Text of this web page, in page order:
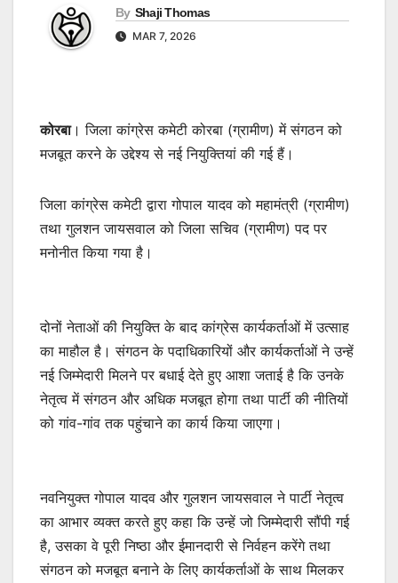
By Shaji Thomas
MAR 7, 2026
कोरबा। जिला कांग्रेस कमेटी कोरबा (ग्रामीण) में संगठन को
मजबूत करने के उद्देश्य से नई नियुक्तियां की गई हैं।
जिला कांग्रेस कमेटी द्वारा गोपाल यादव को महामंत्री (ग्रामीण)
तथा गुलशन जायसवाल को जिला सचिव (ग्रामीण) पद पर
मनोनीत किया गया है।
दोनों नेताओं की नियुक्ति के बाद कांग्रेस कार्यकर्ताओं में उत्साह
का माहौल है। संगठन के पदाधिकारियों और कार्यकर्ताओं ने उन्हें
नई जिम्मेदारी मिलने पर बधाई देते हुए आशा जताई है कि उनके
नेतृत्व में संगठन और अधिक मजबूत होगा तथा पार्टी की नीतियों
को गांव-गांव तक पहुंचाने का कार्य किया जाएगा।
नवनियुक्त गोपाल यादव और गुलशन जायसवाल ने पार्टी नेतृत्व
का आभार व्यक्त करते हुए कहा कि उन्हें जो जिम्मेदारी सौंपी गई
है, उसका वे पूरी निष्ठा और ईमानदारी से निर्वहन करेंगे तथा
संगठन को मजबूत बनाने के लिए कार्यकर्ताओं के साथ मिलकर